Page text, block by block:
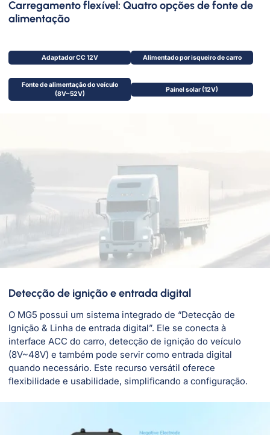
Carregamento flexível: Quatro opções de fonte de
alimentação
Adaptador CC 12V Alimentado por isqueiro de carro
Fonte de alimentação do veículo
(8V~52V)
Painel solar (12V)
Detecção de ignição e entrada digital
O MG5 possui um sistema integrado de “Detecção de
Ignição & Linha de entrada digital”. Ele se conecta à
interface ACC do carro, detecção de ignição do veículo
(8V~48V) e também pode servir como entrada digital
quando necessário. Este recurso versátil oferece
flexibilidade e usabilidade, simplificando a configuração.